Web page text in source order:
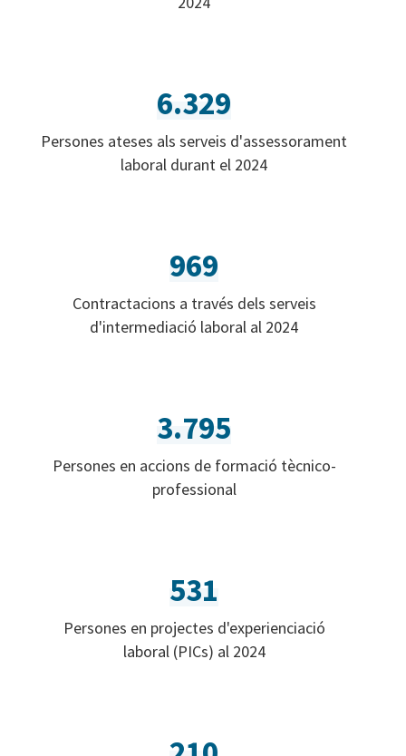
6.329
Persones ateses als serveis d'assessorament
laboral durant el 2024
969
Contractacions a través dels serveis
d'intermediació laboral al 2024
3.795
Persones en accions de formació tècnico-
professional
531
Persones en projectes d'experienciació
laboral (PICs) al 2024